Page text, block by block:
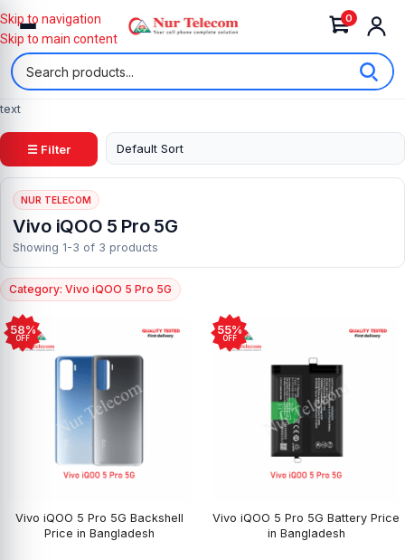
0
Skip to navigation
Skip to main content
text
☰ Filter
NUR TELECOM
Vivo iQOO 5 Pro 5G
Showing 1-3 of 3 products
Category: Vivo iQOO 5 Pro 5G
58%
OFF
Vivo iQOO 5 Pro 5G Backshell
Price in Bangladesh
55%
OFF
Vivo iQOO 5 Pro 5G Battery Price
in Bangladesh